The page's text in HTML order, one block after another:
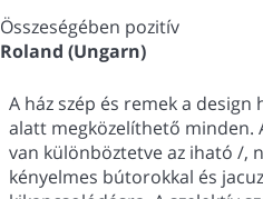
Összeségében pozitív
Roland (Ungarn)
A ház szép és remek a
alatt megközelíthető minden.
van különböztetve az iható /,
kényelmes bútorokkal és